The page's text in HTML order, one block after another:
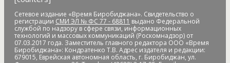
Банк Россиибанки
банковские_картыбанковский роумингбанкротство
барельеф баскетболБастакБастрыкинбатутБедность
бездомныебездомные животныебезналичные платежи
Безопасное колесо-2019безопасностьБезопасные и
Сетевое издание «Время Биробиджана». Свидетельство о
регистрации СМИ ЭЛ № ФС 77 - 68811 выдано Федеральной
службой по надзору в сфере связи, информационных
технологий и массовых коммуникаций (Роскомнадзор) от
07.03.2017 года. Заместитель главного редактора ООО «Время
Биробиджана»: Кондратенко Т.В. Адрес издателя и редакции:
679015, Еврейская автономная область, г. Биробиджан, ул.